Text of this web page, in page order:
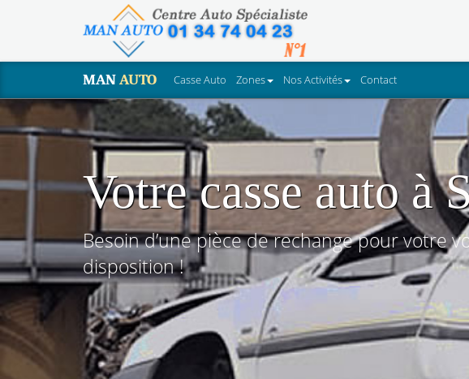
MANAUTO Casse Auto Zones Nos Activités Contact
Votre casse auto à
Besoin d’une pièce de rechange pour votre
disposition !